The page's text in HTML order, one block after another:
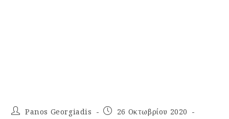
Panos Georgiadis
26 Οκτωβρίου 2020